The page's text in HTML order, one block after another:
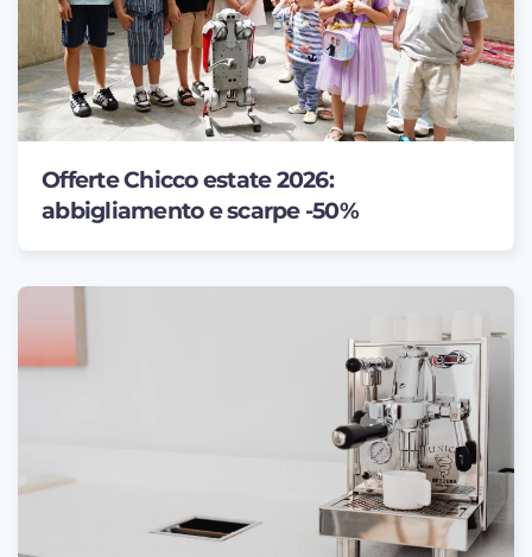
Offerte Chicco estate 2026:
abbigliamento e scarpe -50%